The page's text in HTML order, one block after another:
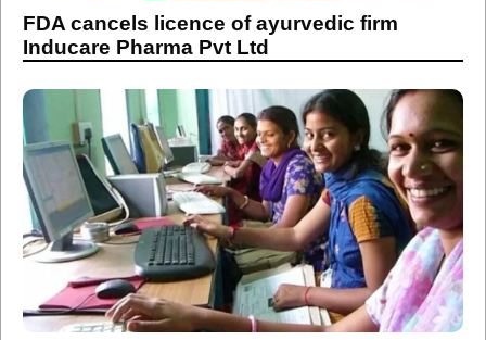
FDA cancels licence of ayurvedic firm
Inducare Pharma Pvt Ltd